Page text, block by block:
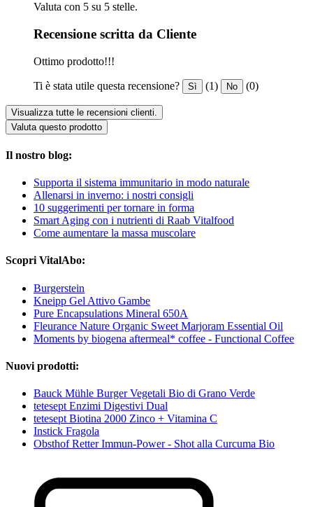
Valuta con 5 su 5 stelle.
Recensione scritta da Cliente
Ottimo prodotto!!!
Ti è stata utile questa recensione? Sì (1) No (0)
Visualizza tutte le recensioni clienti.
Valuta questo prodotto
Il nostro blog:
Supporta il sistema immunitario in modo naturale
Allenarsi in inverno: i nostri consigli
10 suggerimenti per tornare in forma
Smart Aging con i nutrienti di Raab Vitalfood
Come aumentare la massa muscolare
Scopri VitalAbo:
Burgerstein
Kneipp Gel Attivo Gambe
Pure Encapsulations Mineral 650A
Fleurance Nature Organic Sweet Marjoram Essential Oil
Moments by biogena aftermeal* coffee - Functional Coffee
Nuovi prodotti:
Bauck Mühle Burger Vegetali Bio di Grano Verde
tetesept Enzimi Digestivi Dual
tetesept Biotina 2000 Zinco + Vitamina C
Instick Fragola
Obsthof Retter Immun-Power - Shot alla Curcuma Bio